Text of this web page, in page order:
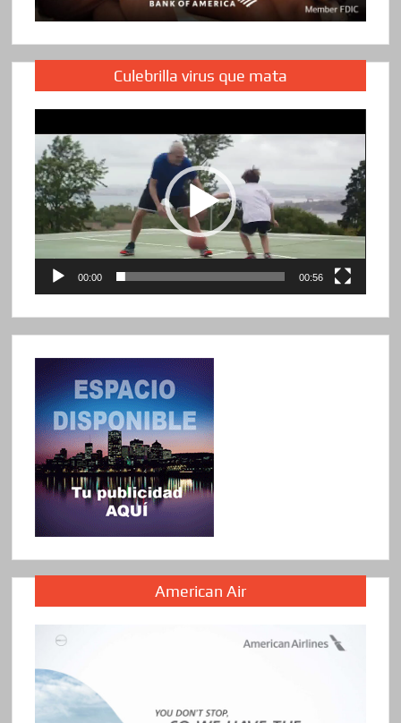
Culebrilla virus que mata
de
vídeo
00:00 00:56
American Air